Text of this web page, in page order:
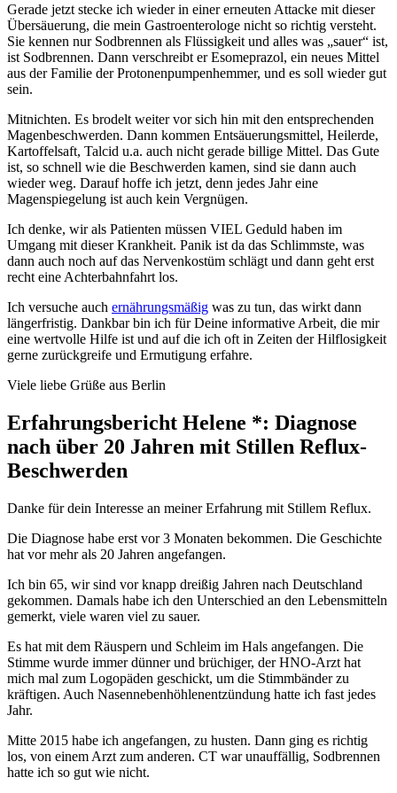
Gerade jetzt stecke ich wieder in einer erneuten Attacke mit dieser
Übersäuerung, die mein Gastroenterologe nicht so richtig versteht.
Sie kennen nur Sodbrennen als Flüssigkeit und alles was „sauer“ ist,
ist Sodbrennen. Dann verschreibt er Esomeprazol, ein neues Mittel
aus der Familie der Protonenpumpenhemmer, und es soll wieder gut
sein.
Mitnichten. Es brodelt weiter vor sich hin mit den entsprechenden
Magenbeschwerden. Dann kommen Entsäuerungsmittel, Heilerde,
Kartoffelsaft, Talcid u.a. auch nicht gerade billige Mittel. Das Gute
ist, so schnell wie die Beschwerden kamen, sind sie dann auch
wieder weg. Darauf hoffe ich jetzt, denn jedes Jahr eine
Magenspiegelung ist auch kein Vergnügen.
Ich denke, wir als Patienten müssen VIEL Geduld haben im
Umgang mit dieser Krankheit. Panik ist da das Schlimmste, was
dann auch noch auf das Nervenkostüm schlägt und dann geht erst
recht eine Achterbahnfahrt los.
Ich versuche auch ernährungsmäßig was zu tun, das wirkt dann
längerfristig. Dankbar bin ich für Deine informative Arbeit, die mir
eine wertvolle Hilfe ist und auf die ich oft in Zeiten der Hilflosigkeit
gerne zurückgreife und Ermutigung erfahre.
Viele liebe Grüße aus Berlin
Erfahrungsbericht Helene *: Diagnose
nach über 20 Jahren mit Stillen Reflux-
Beschwerden
Danke für dein Interesse an meiner Erfahrung mit Stillem Reflux.
Die Diagnose habe erst vor 3 Monaten bekommen. Die Geschichte
hat vor mehr als 20 Jahren angefangen.
Ich bin 65, wir sind vor knapp dreißig Jahren nach Deutschland
gekommen. Damals habe ich den Unterschied an den Lebensmitteln
gemerkt, viele waren viel zu sauer.
Es hat mit dem Räuspern und Schleim im Hals angefangen. Die
Stimme wurde immer dünner und brüchiger, der HNO-Arzt hat
mich mal zum Logopäden geschickt, um die Stimmbänder zu
kräftigen. Auch Nasennebenhöhlenentzündung hatte ich fast jedes
Jahr.
Mitte 2015 habe ich angefangen, zu husten. Dann ging es richtig
los, von einem Arzt zum anderen. CT war unauffällig, Sodbrennen
hatte ich so gut wie nicht.